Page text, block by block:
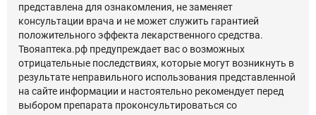
представлена для ознакомления, не заменяет
консультации врача и не может служить гарантией
положительного эффекта лекарственного средства.
Твояаптека.рф предупреждает вас о возможных
отрицательные последствиях, которые могут возникнуть в
результате неправильного использования представленной
на сайте информации и настоятельно рекомендует перед
выбором препарата проконсультироваться со